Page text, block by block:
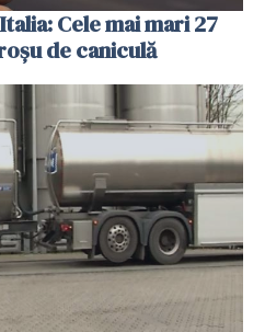
Cele mai mari 27
de caniculă